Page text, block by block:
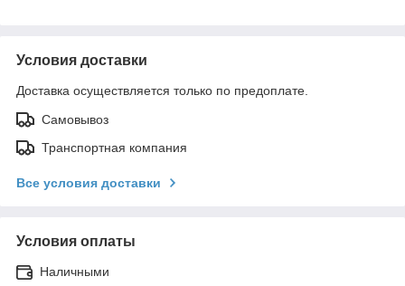
Условия доставки
Доставка осуществляется только по предоплате.
Самовывоз
Транспортная компания
Все условия доставки
Условия оплаты
Наличными